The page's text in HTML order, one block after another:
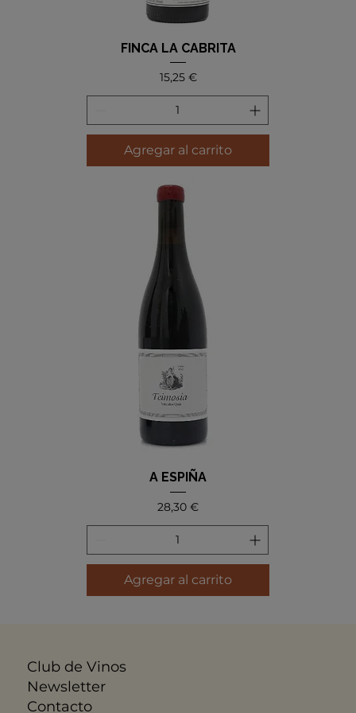
Club de Vinos
Newsletter
Contacto
FINCA LA CABRITA
Precio
15,25 €
Agregar al carrito
A ESPIÑA
Precio
28,30 €
Agregar al carrito